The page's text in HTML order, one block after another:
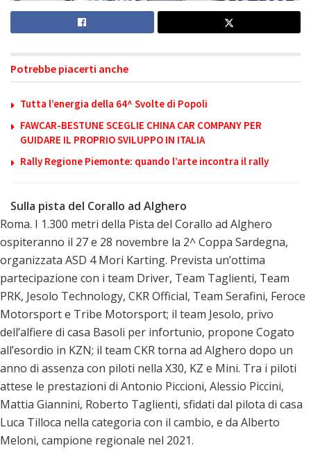
Potrebbe piacerti anche
Tutta l’energia della 64^ Svolte di Popoli
FAWCAR-BESTUNE SCEGLIE CHINA CAR COMPANY PER
GUIDARE IL PROPRIO SVILUPPO IN ITALIA
Rally Regione Piemonte: quando l’arte incontra il rally
Sulla pista del Corallo ad Alghero
Roma. I 1.300 metri della Pista del Corallo ad Alghero
ospiteranno il 27 e 28 novembre la 2^ Coppa Sardegna,
organizzata ASD 4 Mori Karting. Prevista un’ottima
partecipazione con i team Driver, Team Taglienti, Team
PRK, Jesolo Technology, CKR Official, Team Serafini, Feroce
Motorsport e Tribe Motorsport; il team Jesolo, privo
dell’alfiere di casa Basoli per infortunio, propone Cogato
all’esordio in KZN; il team CKR torna ad Alghero dopo un
anno di assenza con piloti nella X30, KZ e Mini. Tra i piloti
attese le prestazioni di Antonio Piccioni, Alessio Piccini,
Mattia Giannini, Roberto Taglienti, sfidati dal pilota di casa
Luca Tilloca nella categoria con il cambio, e da Alberto
Meloni, campione regionale nel 2021.